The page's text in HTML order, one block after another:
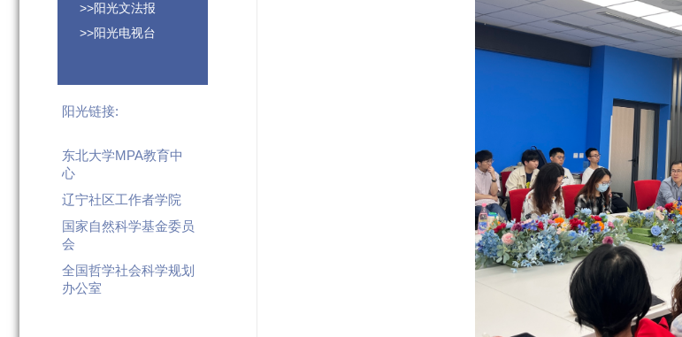
>>阳光文法报
>>阳光电视台
阳光链接:
东北大学MPA教育中
心
辽宁社区工作者学院
国家自然科学基金委员
会
全国哲学社会科学规划
办公室